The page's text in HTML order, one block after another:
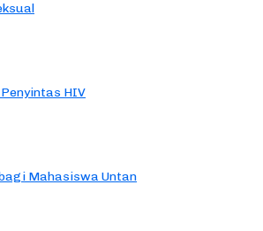
HIV
Mahasiswa Untan